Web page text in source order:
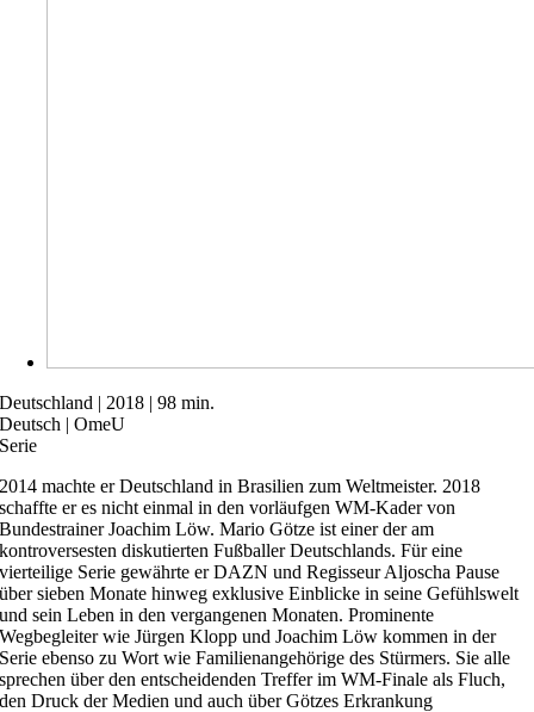
Deutschland | 2018 | 98 min.
Deutsch | OmeU
Serie
2014 machte er Deutschland in Brasilien zum Weltmeister. 2018
schaffte er es nicht einmal in den vorläufgen WM-Kader von
Bundestrainer Joachim Löw. Mario Götze ist einer der am
kontroversesten diskutierten Fußballer Deutschlands. Für eine
vierteilige Serie gewährte er DAZN und Regisseur Aljoscha Pause
über sieben Monate hinweg exklusive Einblicke in seine Gefühlswelt
und sein Leben in den vergangenen Monaten. Prominente
Wegbegleiter wie Jürgen Klopp und Joachim Löw kommen in der
Serie ebenso zu Wort wie Familienangehörige des Stürmers. Sie alle
sprechen über den entscheidenden Treffer im WM-Finale als Fluch,
den Druck der Medien und auch über Götzes Erkrankung